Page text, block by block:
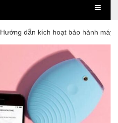
Hướng dẫn kích hoạt bảo hành máy